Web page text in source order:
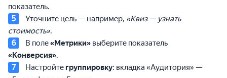
показатель.
Уточните цель — например, «Квиз — узнать
стоимость».
В поле«Метрики» выберите показатель
«Конверсия».
Настройте группировку: вкладка «Аудитория» —